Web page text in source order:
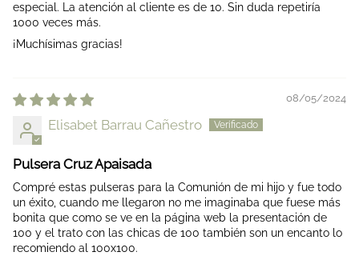
especial. La atención al cliente es de 10. Sin duda repetiría
1000 veces más.
¡Muchísimas gracias!
08/05/2024
Elisabet Barrau Cañestro
Pulsera Cruz Apaisada
Compré estas pulseras para la Comunión de mi hijo y fue todo
un éxito, cuando me llegaron no me imaginaba que fuese más
bonita que como se ve en la página web la presentación de
100 y el trato con las chicas de 100 también son un encanto lo
recomiendo al 100x100.